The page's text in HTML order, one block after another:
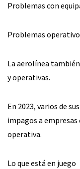
Problemas con
Problemas
La aerolínea
y operativas.
En 2023, varios de
impagos a empresas
operativa.
Lo que está en juego